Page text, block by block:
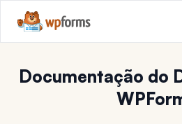
Documentação do